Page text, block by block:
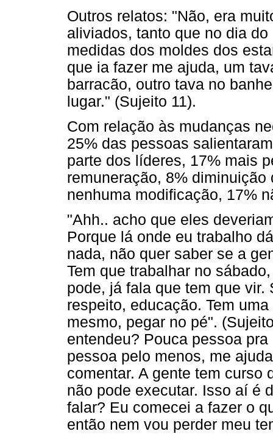
Outros relatos: "Não, era
aliviados, tanto que no dia
medidas dos moldes dos
que ia fazer me ajuda, um
barracão, outro tava no
lugar." (Sujeito 11).
Com relação às mudanças
25% das pessoas
parte dos líderes, 17% mais
remuneração, 8%
nenhuma modificação, 17%
"Ahh.. acho que eles
Porque lá onde eu trabalho
nada, não quer saber se a
Tem que trabalhar no
pode, já fala que tem que
respeito, educação. Tem
mesmo, pegar no pé".
entendeu? Pouca pessoa
pessoa pelo menos, me
comentar. A gente tem curso
não pode executar. Isso aí é
falar? Eu comecei a fazer o
então nem vou perder meu